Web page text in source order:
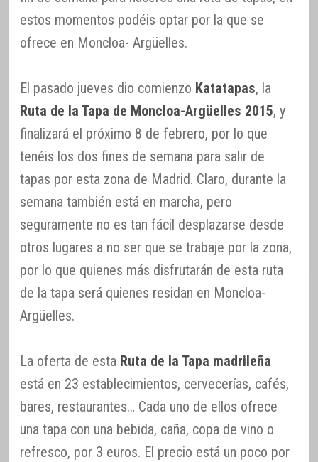
estos momentos podéis optar por la que se
ofrece en Moncloa- Argüelles.
El pasado jueves dio comienzo Katatapas, la
Ruta de la Tapa de Moncloa-Argüelles 2015, y
finalizará el próximo 8 de febrero, por lo que
tenéis los dos fines de semana para salir de
tapas por esta zona de Madrid. Claro, durante la
semana también está en marcha, pero
seguramente no es tan fácil desplazarse desde
otros lugares a no ser que se trabaje por la zona,
por lo que quienes más disfrutarán de esta ruta
de la tapa será quienes residan en Moncloa-
Argüelles.
La oferta de esta Ruta de la Tapa madrileña
está en 23 establecimientos, cervecerías, cafés,
bares, restaurantes… Cada uno de ellos ofrece
una tapa con una bebida, caña, copa de vino o
refresco, por 3 euros. El precio está un poco por